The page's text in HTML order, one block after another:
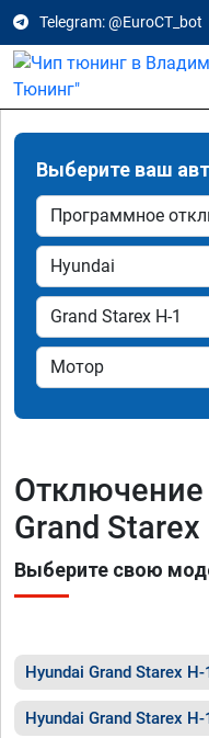
Telegram: @EuroCT_bot
Выберите ваш
Отключение
Grand
Выберите свою
Hyundai Grand Starex
Hyundai Grand Starex